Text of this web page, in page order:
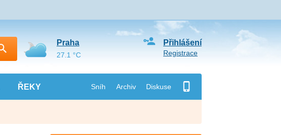
ŘEKY Sníh Archiv Diskuse
Přihlášení
Registrace
Praha
27.1 °C